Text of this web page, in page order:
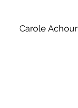
Carole Achour